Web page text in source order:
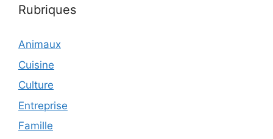
Rubriques
Animaux
Cuisine
Culture
Entreprise
Famille